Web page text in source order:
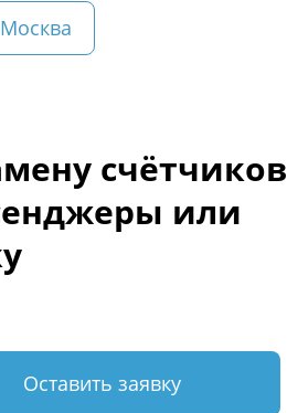
Москва
счётчиков
или
Оставить заявку